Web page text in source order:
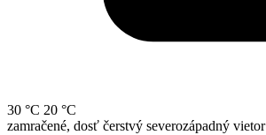
30 °C 20 °C
zamračené, dosť čerstvý severozápadný vietor